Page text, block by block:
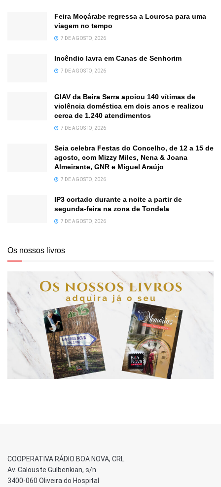
Feira Moçárabe regressa a Lourosa para uma
viagem no tempo
7 DE AGOSTO, 2026
Incêndio lavra em Canas de Senhorim
7 DE AGOSTO, 2026
GIAV da Beira Serra apoiou 140 vítimas de
violência doméstica em dois anos e realizou
cerca de 1.240 atendimentos
7 DE AGOSTO, 2026
Seia celebra Festas do Concelho, de 12 a 15 de
agosto, com Mizzy Miles, Nena & Joana
Almeirante, GNR e Miguel Araújo
7 DE AGOSTO, 2026
IP3 cortado durante a noite a partir de
segunda-feira na zona de Tondela
7 DE AGOSTO, 2026
Os nossos livros
COOPERATIVA RÁDIO BOA NOVA, CRL
Av. Calouste Gulbenkian, s/n
3400-060 Oliveira do Hospital